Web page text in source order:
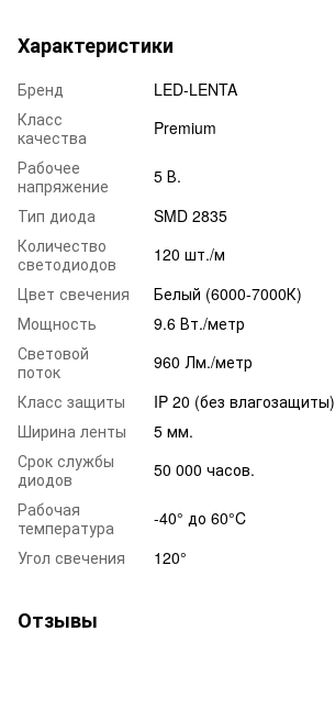
Характеристики
Бренд
LED-LENTA
Класс
качества
Premium
Рабочее
напряжение
5 В.
Тип диода
SMD 2835
Количество
светодиодов
120 шт./м
Цвет свечения
Белый (6000-7000К)
Мощность
9.6 Вт./метр
Световой
поток
960 Лм./метр
Класс защиты
IP 20 (без влагозащиты)
Ширина ленты
5 мм.
Срок службы
диодов
50 000 часов.
Рабочая
температура
-40° до 60°C
Угол свечения
120°
Отзывы